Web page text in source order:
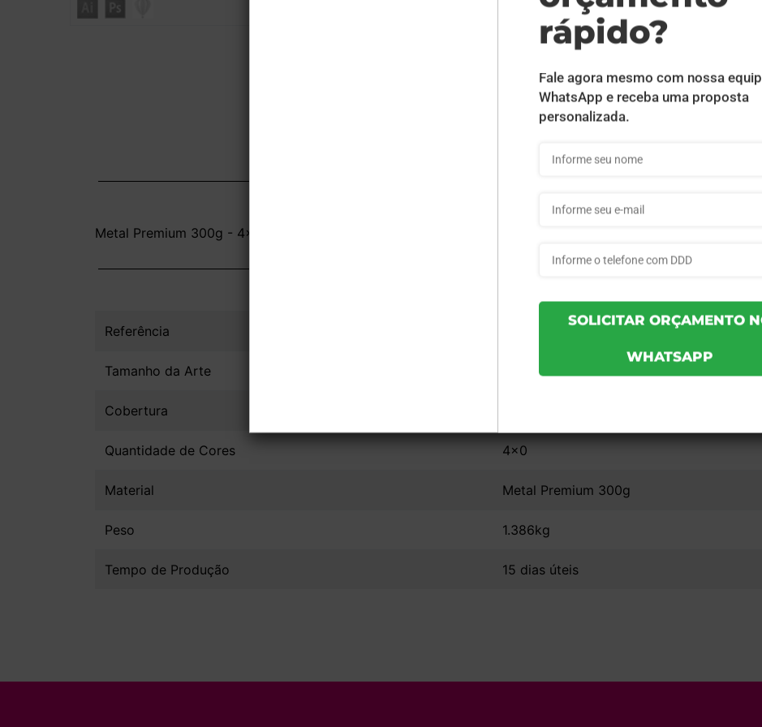
Metal Premium 300g - 4x0 - 8,8x5,08 cm - UV Total Frente - 1000 unid
INFORMAÇÕES DO PRODUTO
Referência 6ed6689ab03263 - 1000un
Tamanho da Arte 8,8x5,08
Cobertura
Quantidade de Cores 4x0
Material Metal Premium 300g
Peso 1.386kg
Tempo de Produção 15 dias úteis